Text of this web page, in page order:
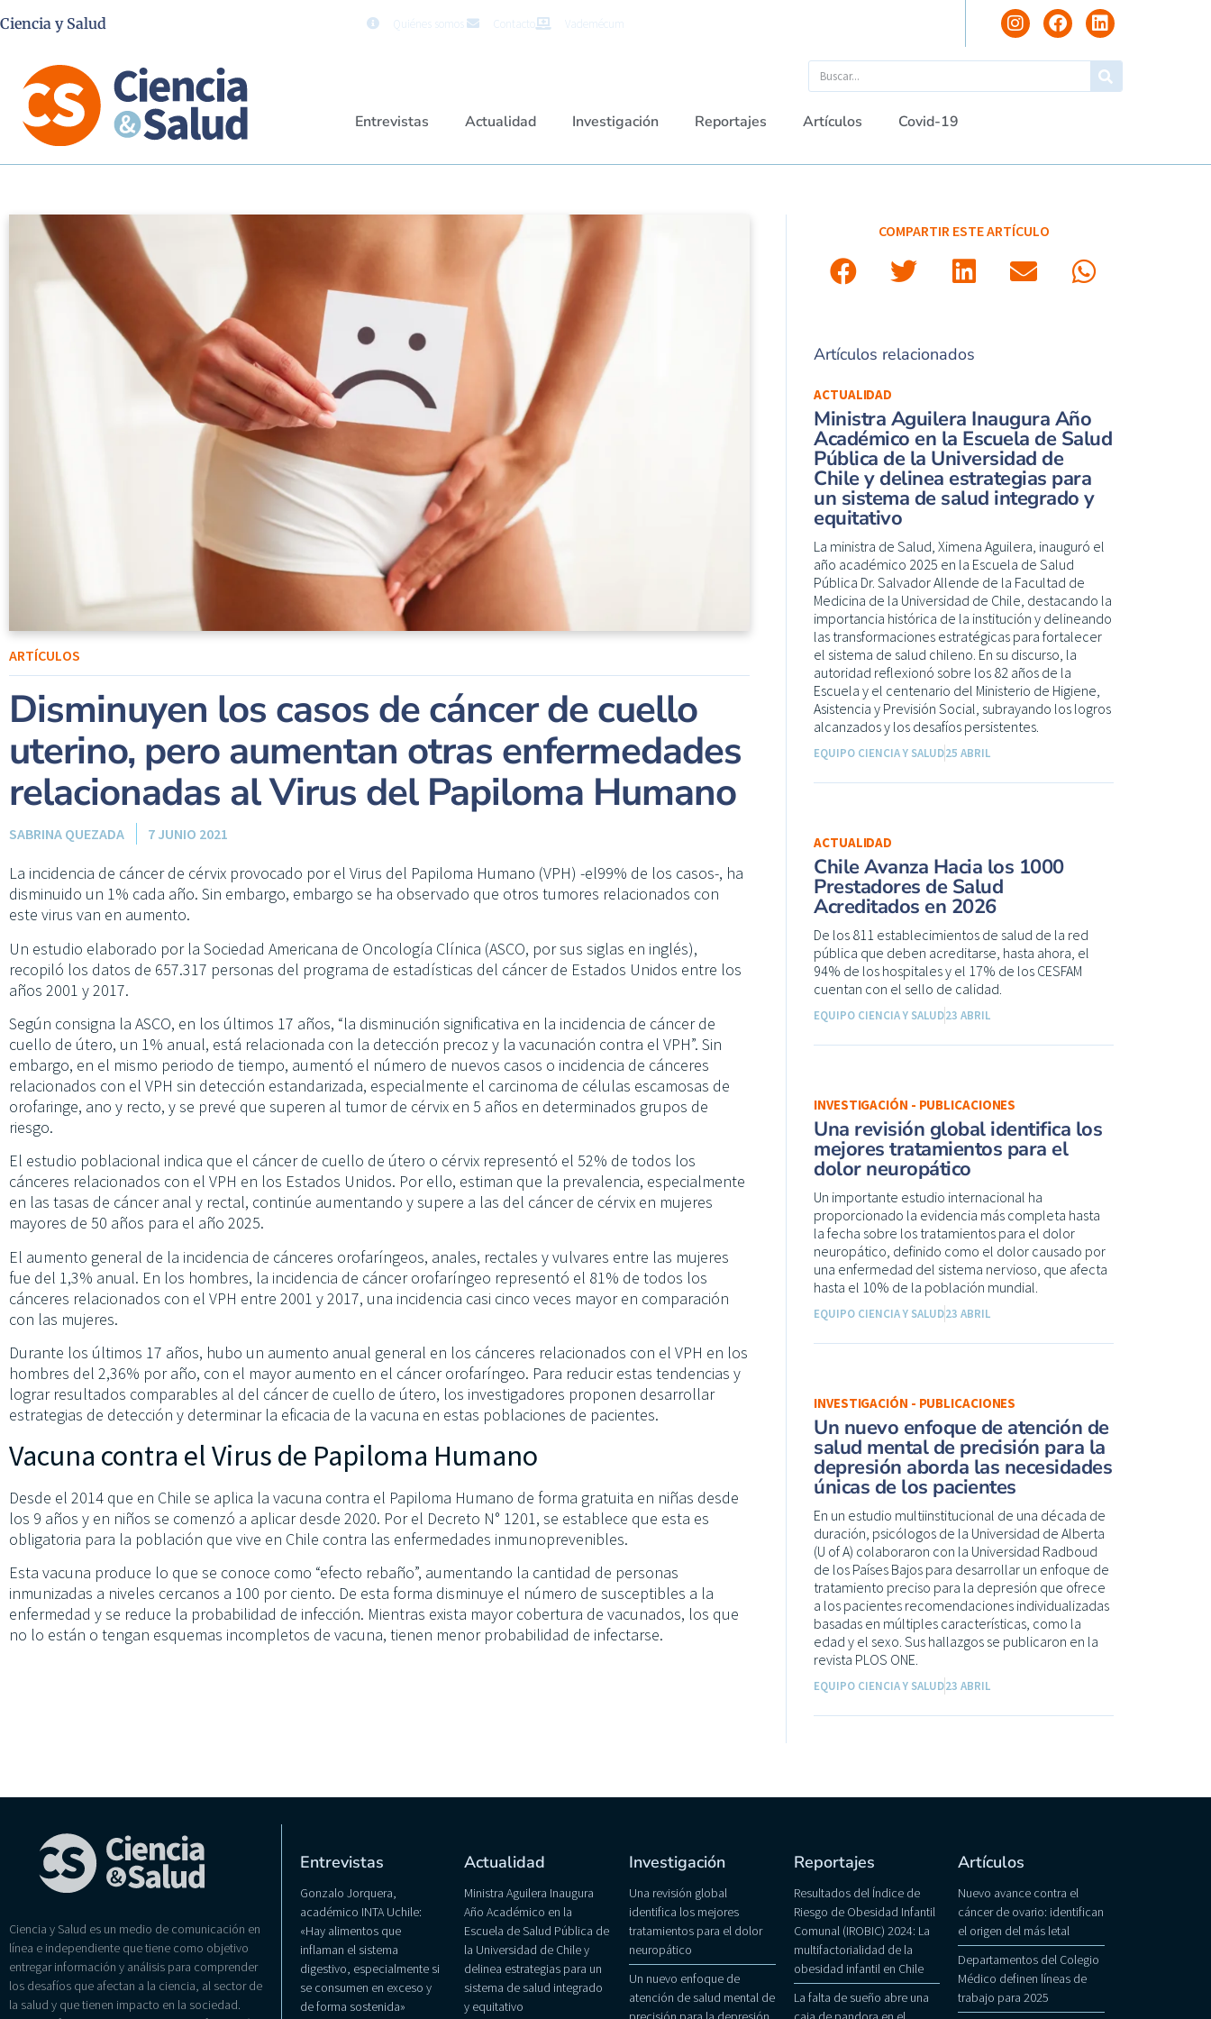
Ciencia y Salud Quiénes somos Contacto Vademécum
Entrevistas Actualidad Investigación Reportajes Artículos Covid-19
ARTÍCULOS
Disminuyen los casos de cáncer de cuello
uterino, pero aumentan otras enfermedades
relacionadas al Virus del Papiloma Humano
SABRINA QUEZADA 7 JUNIO 2021
La incidencia de cáncer de cérvix provocado por el Virus del Papiloma Humano (VPH) -el99% de los casos-, ha
disminuido un 1% cada año. Sin embargo, embargo se ha observado que otros tumores relacionados con
este virus van en aumento.
Un estudio elaborado por la Sociedad Americana de Oncología Clínica (ASCO, por sus siglas en inglés),
recopiló los datos de 657.317 personas del programa de estadísticas del cáncer de Estados Unidos entre los
años 2001 y 2017.
Según consigna la ASCO, en los últimos 17 años, “la disminución significativa en la incidencia de cáncer de
cuello de útero, un 1% anual, está relacionada con la detección precoz y la vacunación contra el VPH”. Sin
embargo, en el mismo periodo de tiempo, aumentó el número de nuevos casos o incidencia de cánceres
relacionados con el VPH sin detección estandarizada, especialmente el carcinoma de células escamosas de
orofaringe, ano y recto, y se prevé que superen al tumor de cérvix en 5 años en determinados grupos de
riesgo.
El estudio poblacional indica que el cáncer de cuello de útero o cérvix representó el 52% de todos los
cánceres relacionados con el VPH en los Estados Unidos. Por ello, estiman que la prevalencia, especialmente
en las tasas de cáncer anal y rectal, continúe aumentando y supere a las del cáncer de cérvix en mujeres
mayores de 50 años para el año 2025.
El aumento general de la incidencia de cánceres orofaríngeos, anales, rectales y vulvares entre las mujeres
fue del 1,3% anual. En los hombres, la incidencia de cáncer orofaríngeo representó el 81% de todos los
cánceres relacionados con el VPH entre 2001 y 2017, una incidencia casi cinco veces mayor en comparación
con las mujeres.
Durante los últimos 17 años, hubo un aumento anual general en los cánceres relacionados con el VPH en los
hombres del 2,36% por año, con el mayor aumento en el cáncer orofaríngeo. Para reducir estas tendencias y
lograr resultados comparables al del cáncer de cuello de útero, los investigadores proponen desarrollar
estrategias de detección y determinar la eficacia de la vacuna en estas poblaciones de pacientes.
Vacuna contra el Virus de Papiloma Humano
Desde el 2014 que en Chile se aplica la vacuna contra el Papiloma Humano de forma gratuita en niñas desde
los 9 años y en niños se comenzó a aplicar desde 2020. Por el Decreto N° 1201, se establece que esta es
obligatoria para la población que vive en Chile contra las enfermedades inmunoprevenibles.
Esta vacuna produce lo que se conoce como “efecto rebaño”, aumentando la cantidad de personas
inmunizadas a niveles cercanos a 100 por ciento. De esta forma disminuye el número de susceptibles a la
enfermedad y se reduce la probabilidad de infección. Mientras exista mayor cobertura de vacunados, los que
no lo están o tengan esquemas incompletos de vacuna, tienen menor probabilidad de infectarse.
COMPARTIR ESTE ARTÍCULO
Artículos relacionados
ACTUALIDAD
Ministra Aguilera Inaugura Año
Académico en la Escuela de Salud
Pública de la Universidad de
Chile y delinea estrategias para
un sistema de salud integrado y
equitativo
La ministra de Salud, Ximena Aguilera, inauguró el
año académico 2025 en la Escuela de Salud
Pública Dr. Salvador Allende de la Facultad de
Medicina de la Universidad de Chile, destacando la
importancia histórica de la institución y delineando
las transformaciones estratégicas para fortalecer
el sistema de salud chileno. En su discurso, la
autoridad reflexionó sobre los 82 años de la
Escuela y el centenario del Ministerio de Higiene,
Asistencia y Previsión Social, subrayando los logros
alcanzados y los desafíos persistentes.
EQUIPO CIENCIA Y SALUD25 ABRIL
ACTUALIDAD
Chile Avanza Hacia los 1000
Prestadores de Salud
Acreditados en 2026
De los 811 establecimientos de salud de la red
pública que deben acreditarse, hasta ahora, el
94% de los hospitales y el 17% de los CESFAM
cuentan con el sello de calidad.
EQUIPO CIENCIA Y SALUD23 ABRIL
INVESTIGACIÓN - PUBLICACIONES
Una revisión global identifica los
mejores tratamientos para el
dolor neuropático
Un importante estudio internacional ha
proporcionado la evidencia más completa hasta
la fecha sobre los tratamientos para el dolor
neuropático, definido como el dolor causado por
una enfermedad del sistema nervioso, que afecta
hasta el 10% de la población mundial.
EQUIPO CIENCIA Y SALUD23 ABRIL
INVESTIGACIÓN - PUBLICACIONES
Un nuevo enfoque de atención de
salud mental de precisión para la
depresión aborda las necesidades
únicas de los pacientes
En un estudio multiinstitucional de una década de
duración, psicólogos de la Universidad de Alberta
(U of A) colaboraron con la Universidad Radboud
de los Países Bajos para desarrollar un enfoque de
tratamiento preciso para la depresión que ofrece
a los pacientes recomendaciones individualizadas
basadas en múltiples características, como la
edad y el sexo. Sus hallazgos se publicaron en la
revista PLOS ONE.
EQUIPO CIENCIA Y SALUD23 ABRIL
Ciencia y Salud es un medio de comunicación en
línea e independiente que tiene como objetivo
entregar información y análisis para comprender
los desafíos que afectan a la ciencia, al sector de
la salud y que tienen impacto en la sociedad.
Entrevistas
Gonzalo Jorquera,
académico INTA Uchile:
«Hay alimentos que
inflaman el sistema
digestivo, especialmente si
se consumen en exceso y
de forma sostenida»
Actualidad
Ministra Aguilera Inaugura
Año Académico en la
Escuela de Salud Pública de
la Universidad de Chile y
delinea estrategias para un
sistema de salud integrado
y equitativo
Investigación
Una revisión global
identifica los mejores
tratamientos para el dolor
neuropático
Un nuevo enfoque de
atención de salud mental de
Reportajes
Resultados del Índice de
Riesgo de Obesidad Infantil
Comunal (IROBIC) 2024: La
multifactorialidad de la
obesidad infantil en Chile
La falta de sueño abre una
Artículos
Nuevo avance contra el
cáncer de ovario: identifican
el origen del más letal
Departamentos del Colegio
Médico definen líneas de
trabajo para 2025